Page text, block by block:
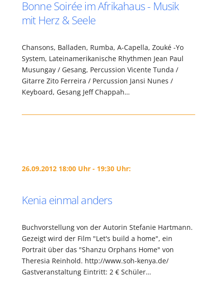
Bonne Soirée im Afrikahaus - Musik
mit Herz & Seele
Chansons, Balladen, Rumba, A-Capella, Zouké -Yo
System, Lateinamerikanische Rhythmen Jean Paul
Musungay / Gesang, Percussion Vicente Tunda /
Gitarre Zito Ferreira / Percussion Jansi Nunes /
Keyboard, Gesang Jeff Chappah…
26.09.2012 18:00 Uhr - 19:30 Uhr:
Kenia einmal anders
Buchvorstellung von der Autorin Stefanie Hartmann.
Gezeigt wird der Film "Let's build a home", ein
Portrait über das "Shanzu Orphans Home" von
Theresia Reinhold. http://www.soh-kenya.de/
Gastveranstaltung Eintritt: 2 € Schüler…